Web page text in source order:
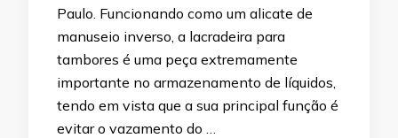
Paulo. Funcionando como um alicate de
manuseio inverso, a lacradeira para
tambores é uma peça extremamente
importante no armazenamento de líquidos,
tendo em vista que a sua principal função é
evitar o vazamento do …